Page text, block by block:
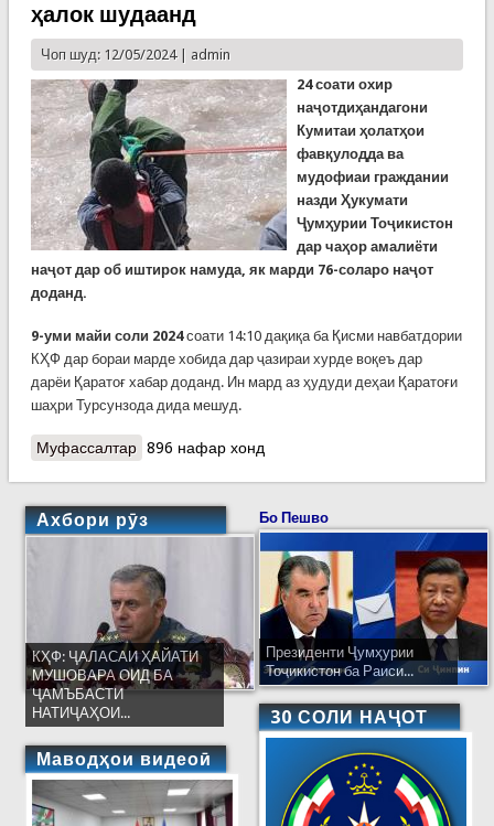
ҳалок шудаанд
Чоп шуд: 12/05/2024 | admin
24 соати охир
наҷотдиҳандагони
Кумитаи ҳолатҳои
фавқулодда ва
мудофиаи граждании
назди Ҳукумати
Ҷумҳурии Тоҷикистон
дар чаҳор амалиёти
наҷот дар об иштирок намуда, як марди 76-соларо наҷот
доданд.
9-уми майи соли 2024соати 14:10 дақиқа ба Қисми навбатдории
КҲФ дар бораи марде хобида дар ҷазираи хурде воқеъ дар
дарёи Қаратоғ хабар доданд. Ин мард аз ҳудуди деҳаи Қаратоғи
шаҳри Турсунзода дида мешуд.
Муфассалтаро КҲФ: Чор ҳодисаи сабтшуда дар обҳои
896 нафар хонд
Ахбори рӯз
КҲФ: ҶАЛАСАИ ҲАЙАТИ
МУШОВАРА ОИД БА
ҶАМЪБАСТИ
НАТИҶАҲОИ...
Маводҳои видеоӣ
Бо Пешво
Президенти Ҷумҳурии
Тоҷикистон ба Раиси...
30 СОЛИ НАҶОТ